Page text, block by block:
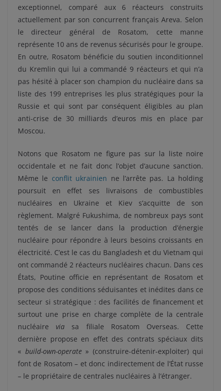
exceptionnel, comparé aux 6 réacteurs construits
actuellement par son concurrent français Areva. Selon
le directeur général de Rosatom, cette manne
représente 10 ans de revenus sécurisés pour le groupe.
En outre, Rosatom bénéficie du soutien inconditionnel
du Kremlin qui lui a commandé 9 réacteurs et qui n’a
pas hésité à placer son champion du nucléaire dans sa
liste des 199 entreprises les plus stratégiques pour la
Russie et qui sont par conséquent éligibles au plan
anti-crise de 30 milliards d’euros mis en place par
Moscou.
Notons que Rosatom ne figure pas sur la liste noire
occidentale et ne fait donc l’objet d’aucune sanction.
Même le conflit ukrainien ne l’arrête pas. La holding
poursuit en effet ses livraisons de combustibles
nucléaires en Ukraine et Kiev s’acquitte de son
règlement. Malgré Fukushima, de nombreux pays sont
tentés de se lancer dans la production d’énergie
nucléaire pour répondre à leurs besoins croissants en
électricité. C’est le cas du Bangladesh et du Vietnam qui
ont commandé 2 réacteurs nucléaires chacun. Dans ces
États, Poutine officie en représentant de Rosatom et
propose des conditions séduisantes et inédites dans ce
secteur si stratégique : des facilités de financement et
surtout une prise en charge complète de la centrale
nucléairevia sa filiale Rosatom Overseas. Cette
dernière propose en effet des contrats spéciaux dits
« build-own-operate » (construire-détenir-exploiter) qui
font de Rosatom – et donc indirectement de l’État russe
– le propriétaire de centrales nucléaires à l’étranger.